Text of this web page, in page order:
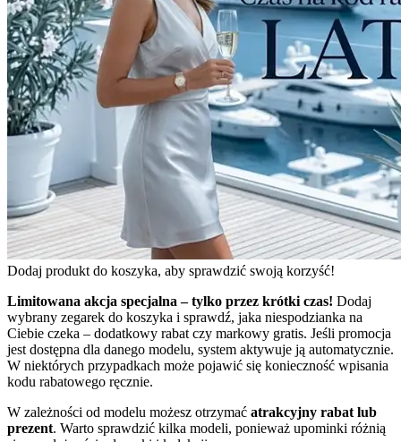
Dodaj produkt do koszyka, aby sprawdzić swoją korzyść!
Limitowana akcja specjalna – tylko przez krótki czas! Dodaj
wybrany zegarek do koszyka i sprawdź, jaka niespodzianka na
Ciebie czeka – dodatkowy rabat czy markowy gratis. Jeśli promocja
jest dostępna dla danego modelu, system aktywuje ją automatycznie.
W niektórych przypadkach może pojawić się konieczność wpisania
kodu rabatowego ręcznie.
W zależności od modelu możesz otrzymać atrakcyjny rabat lub
prezent. Warto sprawdzić kilka modeli, ponieważ upominki różnią